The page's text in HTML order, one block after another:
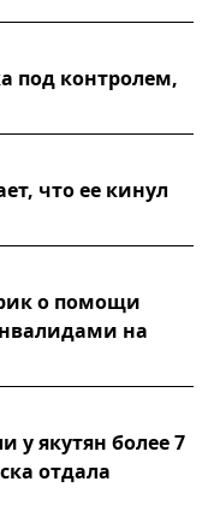
под контролем,
что ее кинул
о помощи
на
якутян более 7
отдала